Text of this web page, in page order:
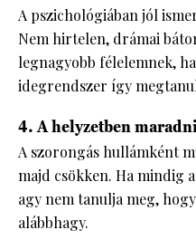
A pszichológiában jól
Nem hirtelen, drámai
legnagyobb félelemnek,
idegrendszer így
4. A helyzetben maradni
A szorongás hullámként
majd csökken. Ha mindig
agy nem tanulja meg,
alábbhagy.